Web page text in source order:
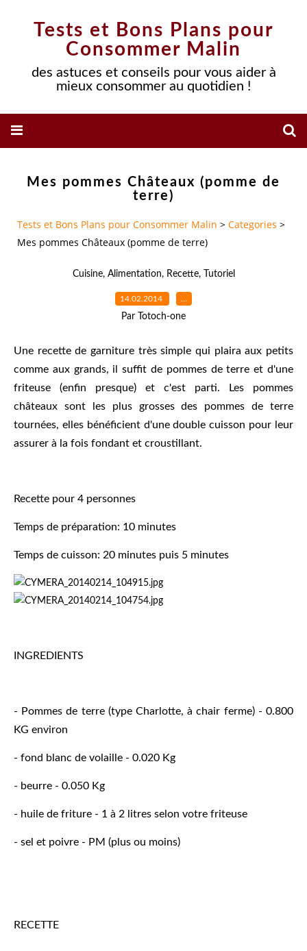
Tests et Bons Plans pour
Consommer Malin
des astuces et conseils pour vous aider à
mieux consommer au quotidien !
Mes pommes Châteaux (pomme de
terre)
Tests et Bons Plans pour Consommer Malin > Categories >
Mes pommes Châteaux (pomme de terre)
Cuisine, Alimentation, Recette, Tutoriel
14.02.2014 …
Par Totoch-one
Une recette de garniture très simple qui plaira aux petits
comme aux grands, il suffit de pommes de terre et d'une
friteuse (enfin presque) et c'est parti. Les pommes
châteaux sont les plus grosses des pommes de terre
tournées, elles bénéficient d'une double cuisson pour leur
assurer à la fois fondant et croustillant.
Recette pour 4 personnes
Temps de préparation: 10 minutes
Temps de cuisson: 20 minutes puis 5 minutes
INGREDIENTS
- Pommes de terre (type Charlotte, à chair ferme) - 0.800
KG environ
- fond blanc de volaille - 0.020 Kg
- beurre - 0.050 Kg
- huile de friture - 1 à 2 litres selon votre friteuse
- sel et poivre - PM (plus ou moins)
RECETTE